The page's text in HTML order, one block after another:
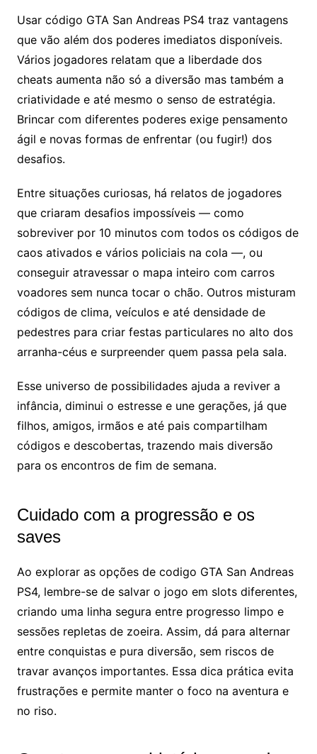
Usar código GTA San Andreas PS4 traz vantagens
que vão além dos poderes imediatos disponíveis.
Vários jogadores relatam que a liberdade dos
cheats aumenta não só a diversão mas também a
criatividade e até mesmo o senso de estratégia.
Brincar com diferentes poderes exige pensamento
ágil e novas formas de enfrentar (ou fugir!) dos
desafios.
Entre situações curiosas, há relatos de jogadores
que criaram desafios impossíveis — como
sobreviver por 10 minutos com todos os códigos de
caos ativados e vários policiais na cola —, ou
conseguir atravessar o mapa inteiro com carros
voadores sem nunca tocar o chão. Outros misturam
códigos de clima, veículos e até densidade de
pedestres para criar festas particulares no alto dos
arranha-céus e surpreender quem passa pela sala.
Esse universo de possibilidades ajuda a reviver a
infância, diminui o estresse e une gerações, já que
filhos, amigos, irmãos e até pais compartilham
códigos e descobertas, trazendo mais diversão
para os encontros de fim de semana.
Cuidado com a progressão e os
saves
Ao explorar as opções de codigo GTA San Andreas
PS4, lembre-se de salvar o jogo em slots diferentes,
criando uma linha segura entre progresso limpo e
sessões repletas de zoeira. Assim, dá para alternar
entre conquistas e pura diversão, sem riscos de
travar avanços importantes. Essa dica prática evita
frustrações e permite manter o foco na aventura e
no riso.